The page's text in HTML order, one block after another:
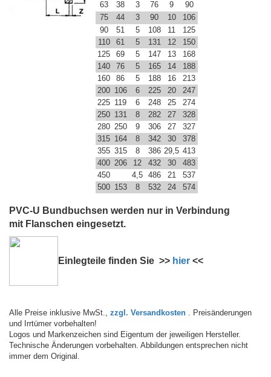
63
38 3 76 9
90
75
44 3 90 10
106
90
51 5 108 11
125
110
61 5 131 12
150
125
69 5 147 13
168
140
76 5 165 14
188
160
86 5 188 16
213
200 106 6 225 20
247
225 119 6 248 25
274
250 131 8 282 27
328
280 250 9 306 27
327
315 164 8 342 30
378
355 315 8 386 29,5 413
400 206 12 432 30
483
450
4,5 486 21
537
500 153 8 532 24 574
PVC-U Bundbuchsen werden nur in Verbindung
mit Flanschen eingesetzt.
Einlegteile finden Sie >> hier <<
Alle Preise inklusive MwSt., zzgl. Versandkosten . Preisänderungen
und Irrtümer vorbehalten!
Logos und Markenzeichen sind Eigentum der jeweiligen Hersteller.
Technische Änderungen vorbehalten. Abbildungen entsprechen nicht
immer dem Original.